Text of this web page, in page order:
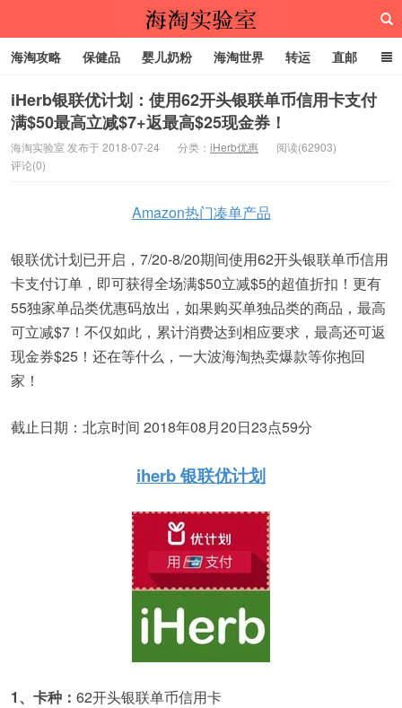
海淘实验室
海淘攻略 保健品 婴儿奶粉 海淘世界 转运 直邮
代购服务
iHerb银联优计划：使用62开头银联单币信用卡支付
满$50最高立减$7+返最高$25现金券！
海淘实验室 发布于 2018-07-24 分类： iHerb优惠
阅读(62903)
评论(0)
Amazon热门凑单产品
银联优计划已开启，7/20-8/20期间使用62开头银联单币信用
卡支付订单，即可获得全场满$50立减$5的超值折扣！更有
55独家单品类优惠码放出，如果购买单独品类的商品，最高
可立减$7！不仅如此，累计消费达到相应要求，最高还可返
现金券$25！还在等什么，一大波海淘热卖爆款等你抱回
家！
截止日期：北京时间 2018年08月20日23点59分
iherb 银联优计划
1、卡种： 62开头银联单币信用卡